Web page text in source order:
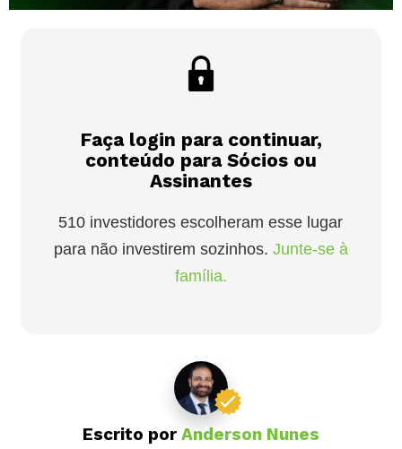
Faça login para continuar,
conteúdo para Sócios ou
Assinantes
510 investidores escolheram esse lugar
para não investirem sozinhos. Junte-se à
família.
Escrito por Anderson Nunes